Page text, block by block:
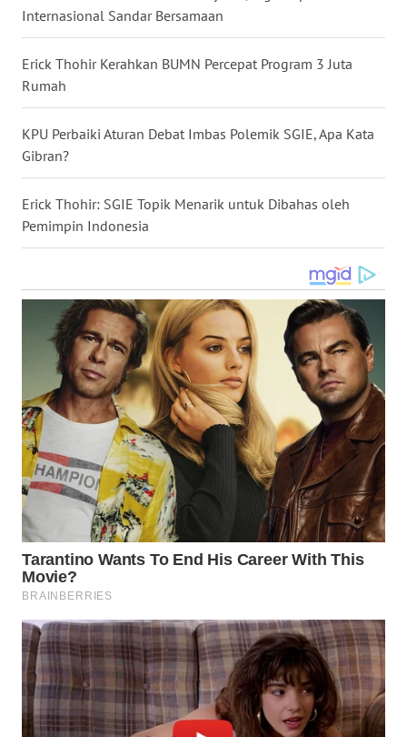
Internasional Sandar Bersamaan
Erick Thohir Kerahkan BUMN Percepat Program 3 Juta
Rumah
KPU Perbaiki Aturan Debat Imbas Polemik SGIE, Apa Kata
Gibran?
Erick Thohir: SGIE Topik Menarik untuk Dibahas oleh
Pemimpin Indonesia
WN
NUSANTARA
WN
JOGJA
WN
JATIM
WN
BALI
WN
KALBAR
WN
KALTENG
WN
KALTARA
WN
WN
KALTIM
WN
SULSEL
WN
GORONTALO